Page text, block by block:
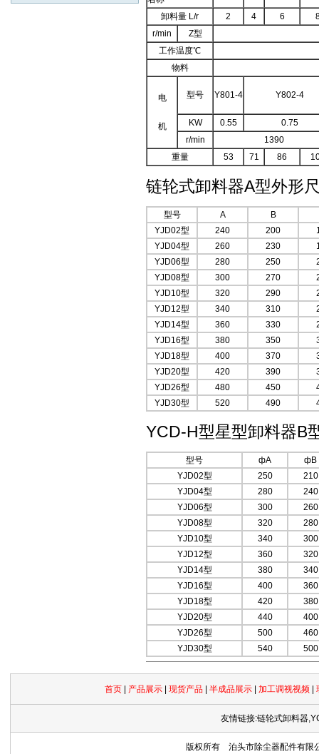
卸料量 L/r 2 4 6
r/min
Z型
工作温度℃
物料
电
机
型号 Y801-4 Y802-4
KW 0.55
0.75
r/min
1390
重量
53 71 86
链轮式卸料器A型外形
型号 A
B
YJD02型
240 200
YJD04型
260 230
YJD06型
280 250
YJD08型
300 270
YJD10型
320 290
YJD12型
340 310
YJD14型
360 330
YJD16型
380 350
YJD18型
400 370
YJD20型
420 390
YJD26型
480 450
YJD30型
520 490
YCD-H型星型卸料器B
型号 фA
фB
YJD02型
250
210
YJD04型
280
240
YJD06型
300
260
YJD08型
320
280
YJD10型
340
300
YJD12型
360
320
YJD14型
380
340
YJD16型
400
360
YJD18型
420
380
YJD20型
440
400
YJD26型
500
460
YJD30型
540 500
首页| 产品展示| 现货产品| 半成品展示| 加工调视视频|
友情链接:链轮式卸料器
版权所有 泊头市除尘器配件有